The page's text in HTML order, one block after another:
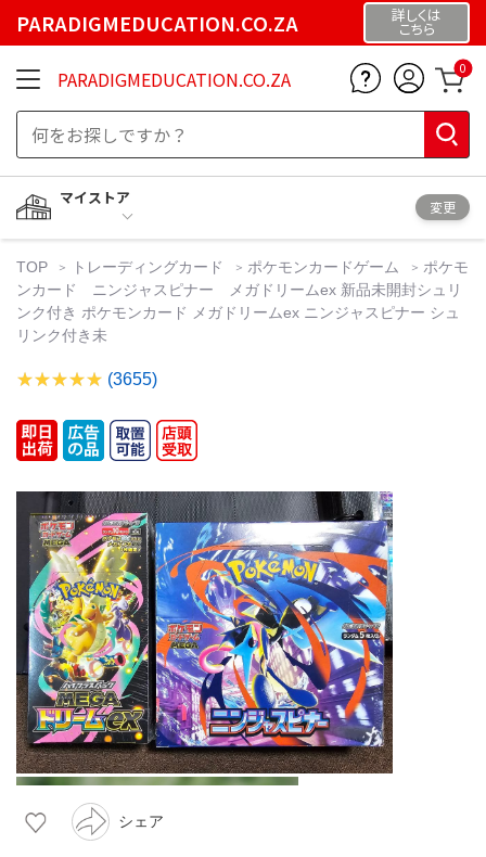
PARADIGMEDUCATION.CO.ZA 詳しくは
こちら
PARADIGMEDUCATION.CO.ZA 0
マイストア
変更
TOP トレーディングカード ポケモンカードゲーム
ポケモ
ンカード ニンジャスピナー メガドリームex 新品未開封シュリ
ンク付き ポケモンカード メガドリームex ニンジャスピナー シュ
リンク付き未
(3655)
シェア